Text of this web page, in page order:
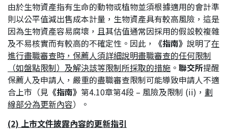
由於生物資產指有生命的動物或植物並須根據適用的會計準
則以公平值減出售成本計量，生物資產具有較高風險，這是
因為生物資產容易腐壞，且其估值通常因採用的假設較複雜
及不易核實而有較高的不確定性。因此，
《指南》 說明了在
進行盡職審查時，保薦人須詳細說明盡職審查的任何限制
（如盤點限制）及解決該等限制所採取的措施 。 聯交所提醒
保薦人及申請人，嚴重的盡職審查限制可能導致申請人不適
合上市（見 《指南》 第4.10章第4段 – 風險及限制 (ii)， 劃
線部分為更新內容）。
(2) 上市文件披露內容的更新指引